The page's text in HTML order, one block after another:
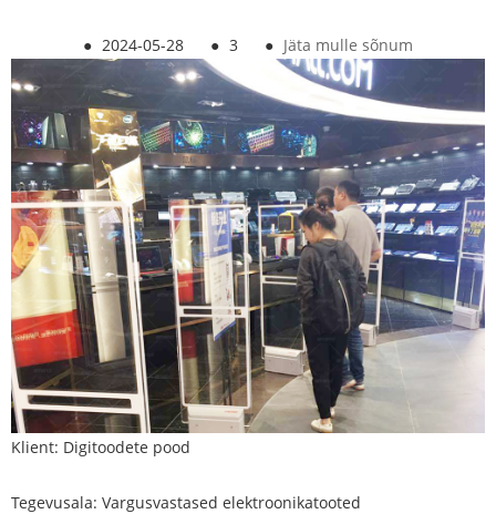
● 2024-05-28 ● 3 ● Jäta mulle sõnum
Klient: Digitoodete pood
Tegevusala: Vargusvastased elektroonikatooted